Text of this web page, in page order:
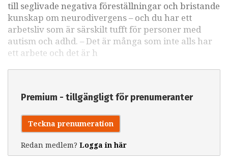
till seglivade negativa föreställningar och bristande
kunskap om neurodivergens – och du har ett
arbetsliv som är särskilt tufft för personer med
autism och adhd. – Det är många som inte alls har
ett arbete och det är h
Premium - tillgängligt för prenumeranter
Teckna prenumeration
Redan medlem? Logga in här